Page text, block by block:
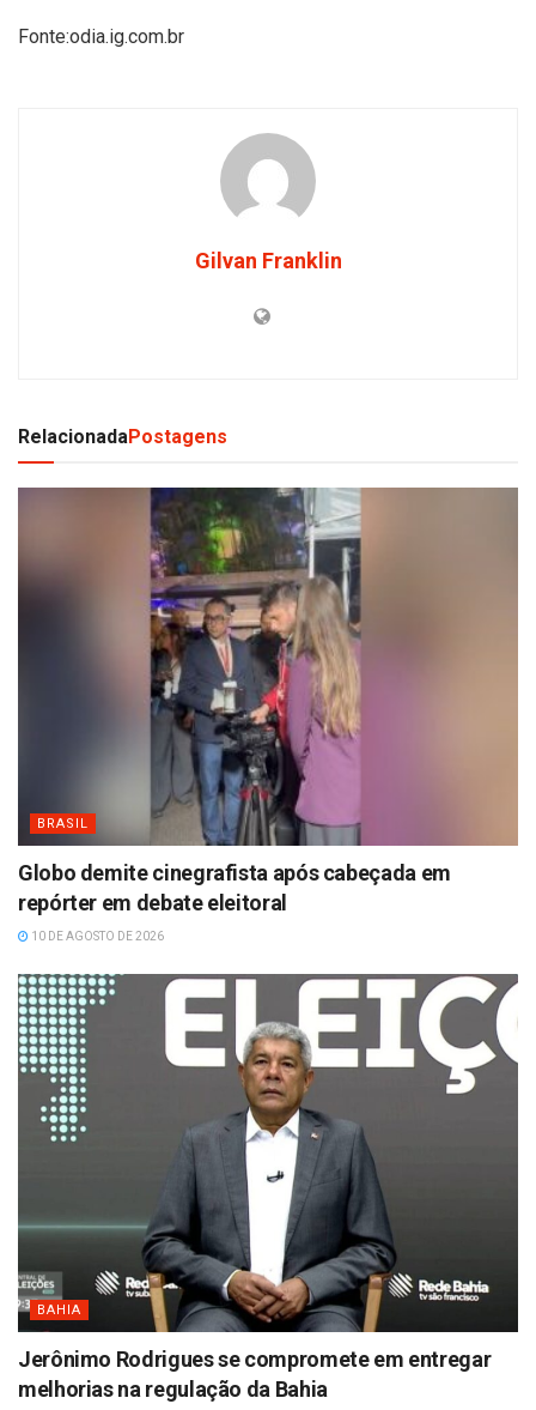
Fonte:odia.ig.com.br
Gilvan Franklin
RelacionadaPostagens
BRASIL
Globo demite cinegrafista após cabeçada em
repórter em debate eleitoral
10 DE AGOSTO DE 2026
BAHIA
Jerônimo Rodrigues se compromete em entregar
melhorias na regulação da Bahia